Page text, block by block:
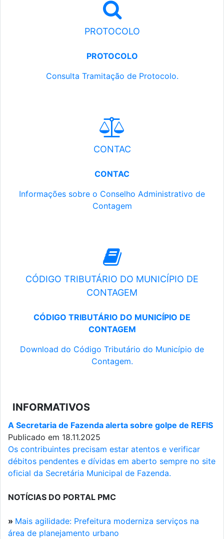
PROTOCOLO
PROTOCOLO
Consulta Tramitação de Protocolo.
CONTAC
CONTAC
Informações sobre o Conselho Administrativo de
Contagem
CÓDIGO TRIBUTÁRIO DO MUNICÍPIO DE
CONTAGEM
CÓDIGO TRIBUTÁRIO DO MUNICÍPIO DE
CONTAGEM
Download do Código Tributário do Município de
Contagem.
INFORMATIVOS
A Secretaria de Fazenda alerta sobre golpe de REFIS
Publicado em 18.11.2025
Os contribuintes precisam estar atentos e verificar
débitos pendentes e dívidas em aberto sempre no site
oficial da Secretária Municipal de Fazenda.
NOTÍCIAS DO PORTAL PMC
» Mais agilidade: Prefeitura moderniza serviços na
área de planejamento urbano